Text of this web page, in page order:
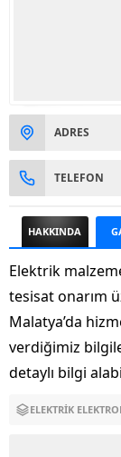
ADRES
TELEFON
HAKKINDA
Elektrik
tesisat onarım
Malatya’da
verdiğimiz
detaylı bilgi
ELEKTRIK